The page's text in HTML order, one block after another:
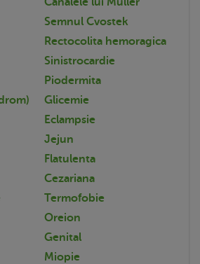
Semnul Cvostek
Rectocolita hemoragica
Sinistrocardie
Piodermita
Glicemie
Eclampsie
Jejun
Flatulenta
Cezariana
Termofobie
Oreion
Genital
Miopie